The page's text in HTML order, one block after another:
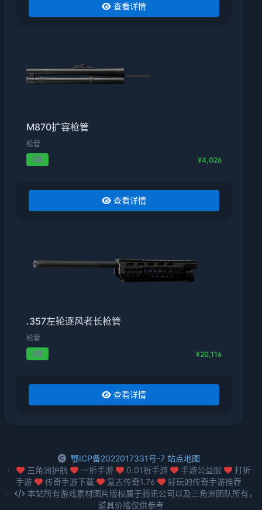
查看详情
M870扩容枪管
枪管
2级
¥4,026
查看详情
.357左轮逐风者长枪管
枪管
2级
¥20,116
查看详情
鄂ICP备2022017331号-7 站点地图
三角洲护航
一折手游 0.01折手游 手游公益服
打折
手游
传奇手游下载 复古传奇1.76
好玩的传奇手游推荐
本站所有游戏素材图片版权属于腾讯公司以及三角洲团队所有，
道具价格仅供参考